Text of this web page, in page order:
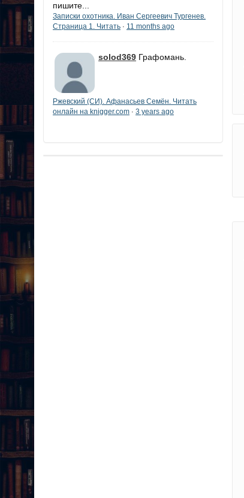
пишите...
Записки охотника. Иван Сергеевич Тургенев.
Страница 1. Читать · 11 months ago
solod369 Графомань.
Ржевский (СИ). Афанасьев Семён. Читать
онлайн на knigger.com · 3 years ago